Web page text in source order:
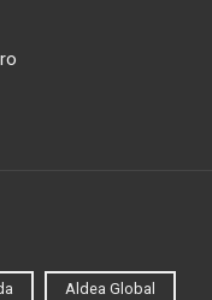
Aldea Global